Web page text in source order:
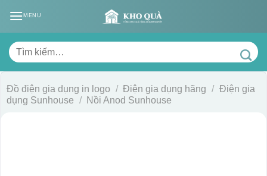
MENU
Tìm
kiếm:
Đồ điện gia dụng in logo / Điện gia dụng hãng / Điện gia
dụng Sunhouse / Nồi Anod Sunhouse